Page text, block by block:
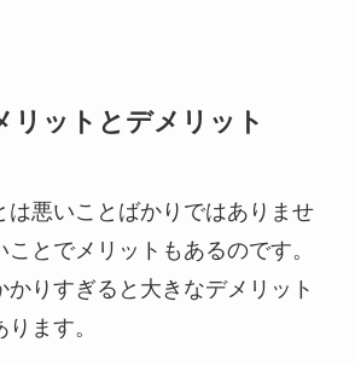
リットとデメリット
は悪いことばかりではありませ
とでメリットもあるのです。
かりすぎると大きなデメリット
ます。